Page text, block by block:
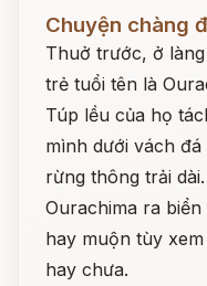
Chuyện chàng
Thuở trước, ở
trẻ tuổi tên là
Túp lều của họ
mình dưới vách
rừng thông trải
Ourachima ra
hay muộn tùy
hay chưa.